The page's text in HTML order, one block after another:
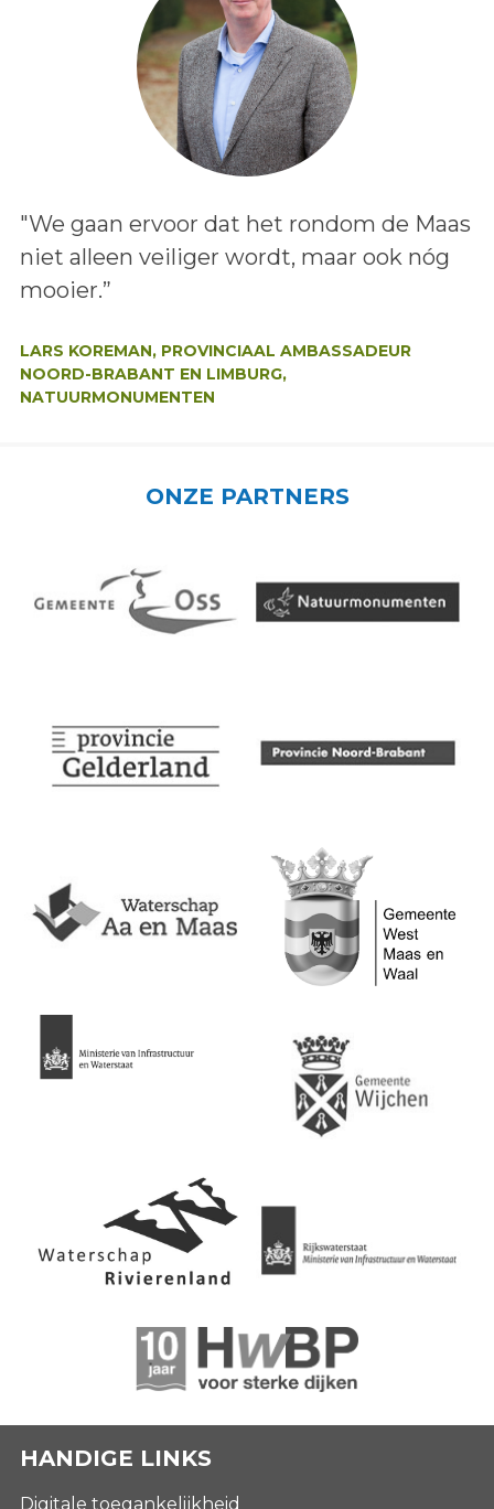
Lees het bericht:
"We gaan ervoor dat het rondom de Maas
niet alleen veiliger wordt, maar ook nóg
mooier.”
LARS KOREMAN, PROVINCIAAL AMBASSADEUR
NOORD-BRABANT EN LIMBURG,
NATUURMONUMENTEN
ONZE PARTNERS
HANDIGE LINKS
Digitale toegankelijkheid